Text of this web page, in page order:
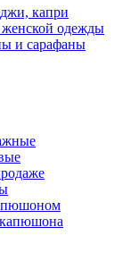
капри
одежды
и сарафаны
капюшона